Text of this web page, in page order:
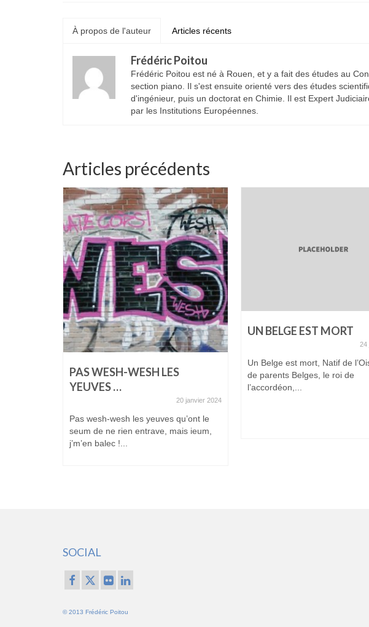
À propos de l'auteur Articles récents
Frédéric Poitou
Frédéric Poitou est né à Rouen, et y a fait des études au
section piano. Il s'est ensuite orienté vers des études
d'ingénieur, puis un doctorat en Chimie. Il est Expert
par les Institutions Européennes.
Articles précédents
PAS WESH-WESH LES
YEUVES …
20 janvier 2024
Pas wesh-wesh les yeuves qu’ont le
seum de ne rien entrave, mais ieum,
j’m’en balec !...
UN BELGE EST MORT
24
Un Belge est mort, Natif de
de parents Belges, le roi de
l’accordéon,...
SOCIAL
© 2013 Frédéric Poitou